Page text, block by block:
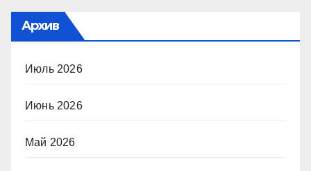
Архив
Июль 2026
Июнь 2026
Май 2026